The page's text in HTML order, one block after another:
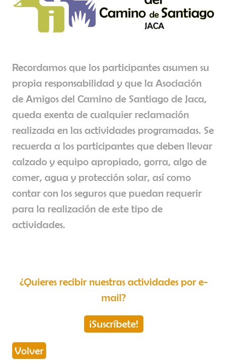
Recordamos que los participantes asumen su
propia responsabilidad y que la Asociación
de Amigos del Camino de Santiago de Jaca,
queda exenta de cualquier reclamación
realizada en las actividades programadas. Se
recuerda a los participantes que deben llevar
calzado y equipo apropiado, gorra, algo de
comer, agua y protección solar, así como
contar con los seguros que puedan requerir
para la realización de este tipo de
actividades.
¿Quieres recibir nuestras actividades por e-
mail?
¡Suscríbete!
Volver